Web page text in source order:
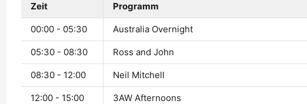
Zeit Programm
00:00 - 05:30 Australia Overnight
05:30 - 08:30 Ross and John
08:30 - 12:00 Neil Mitchell
12:00 - 15:00 3AW Afternoons